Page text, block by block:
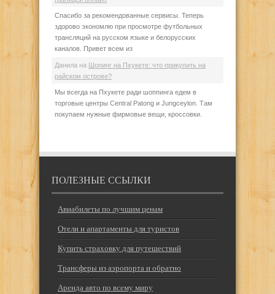
Спасибо за рекомендованные сервисы. Теперь
здорово экономлю при просмотре футбольных
трансляций на русском языке и белорусских
каналов. Привет всем из
Данила на
Шопинг на Пхукете: что прикупить на
райском острове?
Мы всегда на Пхукете ради шоппинга едем в
торговые центры Central Patong и Jungceylon. Там
покупаем нужные фирмовые вещи, кроссовки.
ПОЛЕЗНЫЕ ССЫЛКИ
Авиабилеты по лучшим ценам
Отели и апартаменты для туристов
Купить страховку для путешествий
Трансферы из аэропорта и обратно
Аренда авто по всему миру